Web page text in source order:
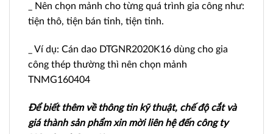
_ Nên chọn mảnh cho từng quá trình gia công như:
tiện thô, tiện bán tinh, tiện tinh.
_ Ví dụ: Cán dao DTGNR2020K16 dùng cho gia
công thép thường thì nên chọn mảnh
TNMG160404
Để biết thêm về thông tin kỹ thuật, chế độ cắt và
giá thành sản phẩm xin mời liên hệ đến công ty